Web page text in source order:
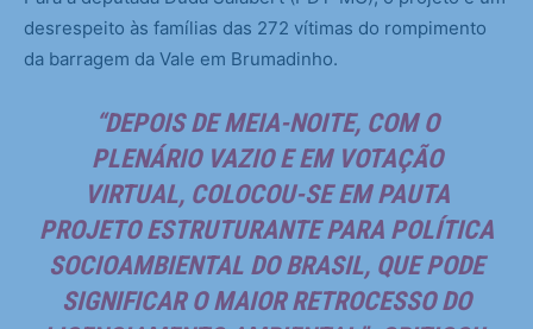
desrespeito às famílias das 272 vítimas do rompimento
da barragem da Vale em Brumadinho.
“DEPOIS DE MEIA-NOITE, COM O
PLENÁRIO VAZIO E EM VOTAÇÃO
VIRTUAL, COLOCOU-SE EM PAUTA
PROJETO ESTRUTURANTE PARA POLÍTICA
SOCIOAMBIENTAL DO BRASIL, QUE PODE
SIGNIFICAR O MAIOR RETROCESSO DO